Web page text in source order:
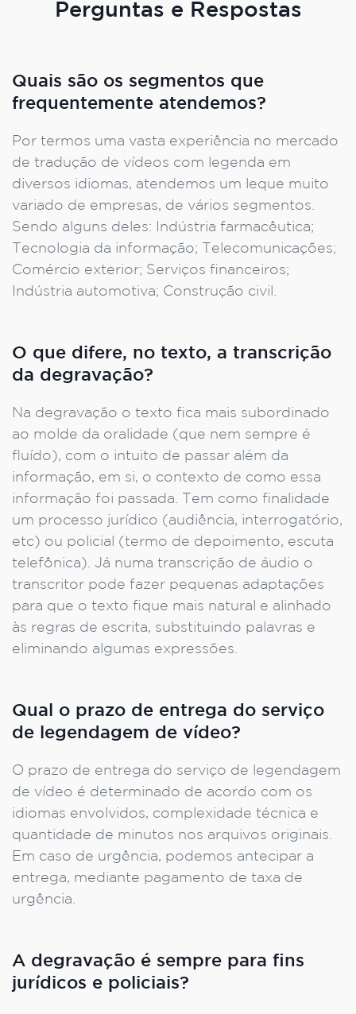
Perguntas e Respostas
Quais são os segmentos que
frequentemente atendemos?
Por termos uma vasta experiência no mercado
de tradução de vídeos com legenda em
diversos idiomas, atendemos um leque muito
variado de empresas, de vários segmentos.
Sendo alguns deles: Indústria farmacêutica;
Tecnologia da informação; Telecomunicações;
Comércio exterior; Serviços financeiros;
Indústria automotiva; Construção civil.
O que difere, no texto, a transcrição
da degravação?
Na degravação o texto fica mais subordinado
ao molde da oralidade (que nem sempre é
fluído), com o intuito de passar além da
informação, em si, o contexto de como essa
informação foi passada. Tem como finalidade
um processo jurídico (audiência, interrogatório,
etc) ou policial (termo de depoimento, escuta
telefônica). Já numa transcrição de áudio o
transcritor pode fazer pequenas adaptações
para que o texto fique mais natural e alinhado
às regras de escrita, substituindo palavras e
eliminando algumas expressões.
Qual o prazo de entrega do serviço
de legendagem de vídeo?
O prazo de entrega do serviço de legendagem
de vídeo é determinado de acordo com os
idiomas envolvidos, complexidade técnica e
quantidade de minutos nos arquivos originais.
Em caso de urgência, podemos antecipar a
entrega, mediante pagamento de taxa de
urgência.
A degravação é sempre para fins
jurídicos e policiais?